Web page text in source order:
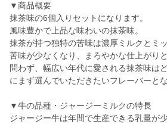
▼商品概要
抹茶味の6個入りセットになります。
風味豊かで上品な味わいの抹茶味。
抹茶が持つ独特の苦味は濃厚ミルクとミ
苦味が少なくなり、まろやかな仕上がり
問わず、幅広い年代に愛される抹茶味は
にまず選んでいただきたいフレーバーと
▼牛の品種・ジャージーミルクの特長
ジャージー牛は年間で生産できる乳量が